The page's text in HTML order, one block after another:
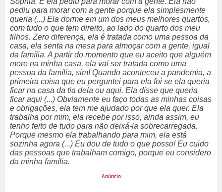
pediu para morar com a gente porque ela simplesmente
queria (...) Ela dorme em um dos meus melhores quartos,
com tudo o que tem direito, ao lado do quarto dos meu
filhos. Zero diferença, ela é tratada como uma pessoa da
casa, ela senta na mesa para almoçar com a gente, igual
da família. A partir do momento que eu aceito que alguém
more na minha casa, ela vai ser tratada como uma
pessoa da família, sim! Quando aconteceu a pandemia, a
primeira coisa que eu perguntei para ela foi se ela queria
ficar na casa da tia dela ou aqui. Ela disse que queria
ficar aqui (...) Obviamente eu faço todas as minhas coisas
e obrigações, ela tem me ajudado por que ela quer. Ela
trabalha por mim, ela recebe por isso, ainda assim, eu
tenho feito de tudo para não deixá-la sobrecarregada.
Porque mesmo ela trabalhando para mim, ela está
sozinha agora (...) Eu dou de tudo o que posso! Eu cuido
das pessoas que trabalham comigo, porque eu considero
da minha família.